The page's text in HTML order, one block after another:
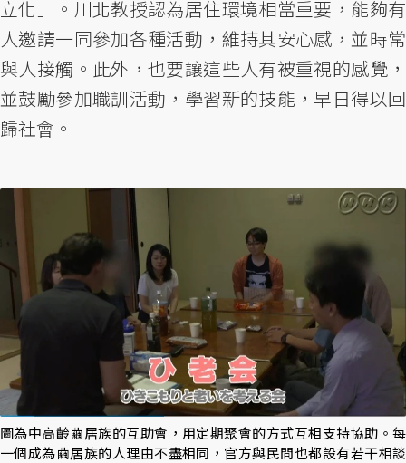
立化」。川北教授認為居住環境相當重要，能夠有
人邀請一同參加各種活動，維持其安心感，並時常
與人接觸。此外，也要讓這些人有被重視的感覺，
並鼓勵參加職訓活動，學習新的技能，早日得以回
歸社會。
圖為中高齡繭居族的互助會，用定期聚會的方式互相支持協助。每
一個成為繭居族的人理由不盡相同，官方與民間也都設有若干相談